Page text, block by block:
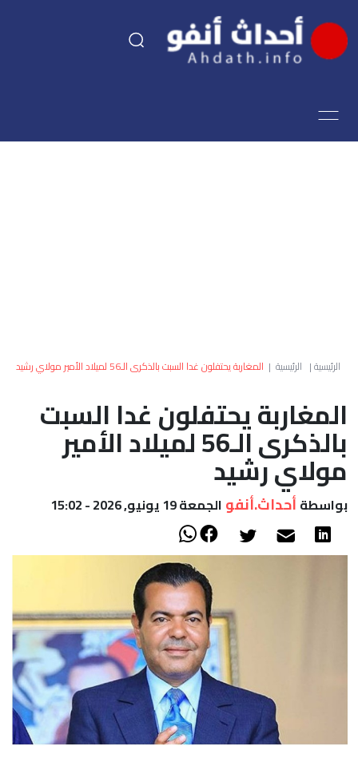
اقتصاد
العالم
أعمدة
الصحراء
الرئيسية| الرئيسية | المغاربة يحتفلون غدا السبت بالذكرى الـ56 لميلاد الأمير مولاي رشيد
المغاربة يحتفلون غدا السبت
بالذكرى الـ56 لميلاد الأمير
مولاي رشيد
بواسطة أحداث.أنفو الجمعة 19 يونيو, 2026 - 15:02